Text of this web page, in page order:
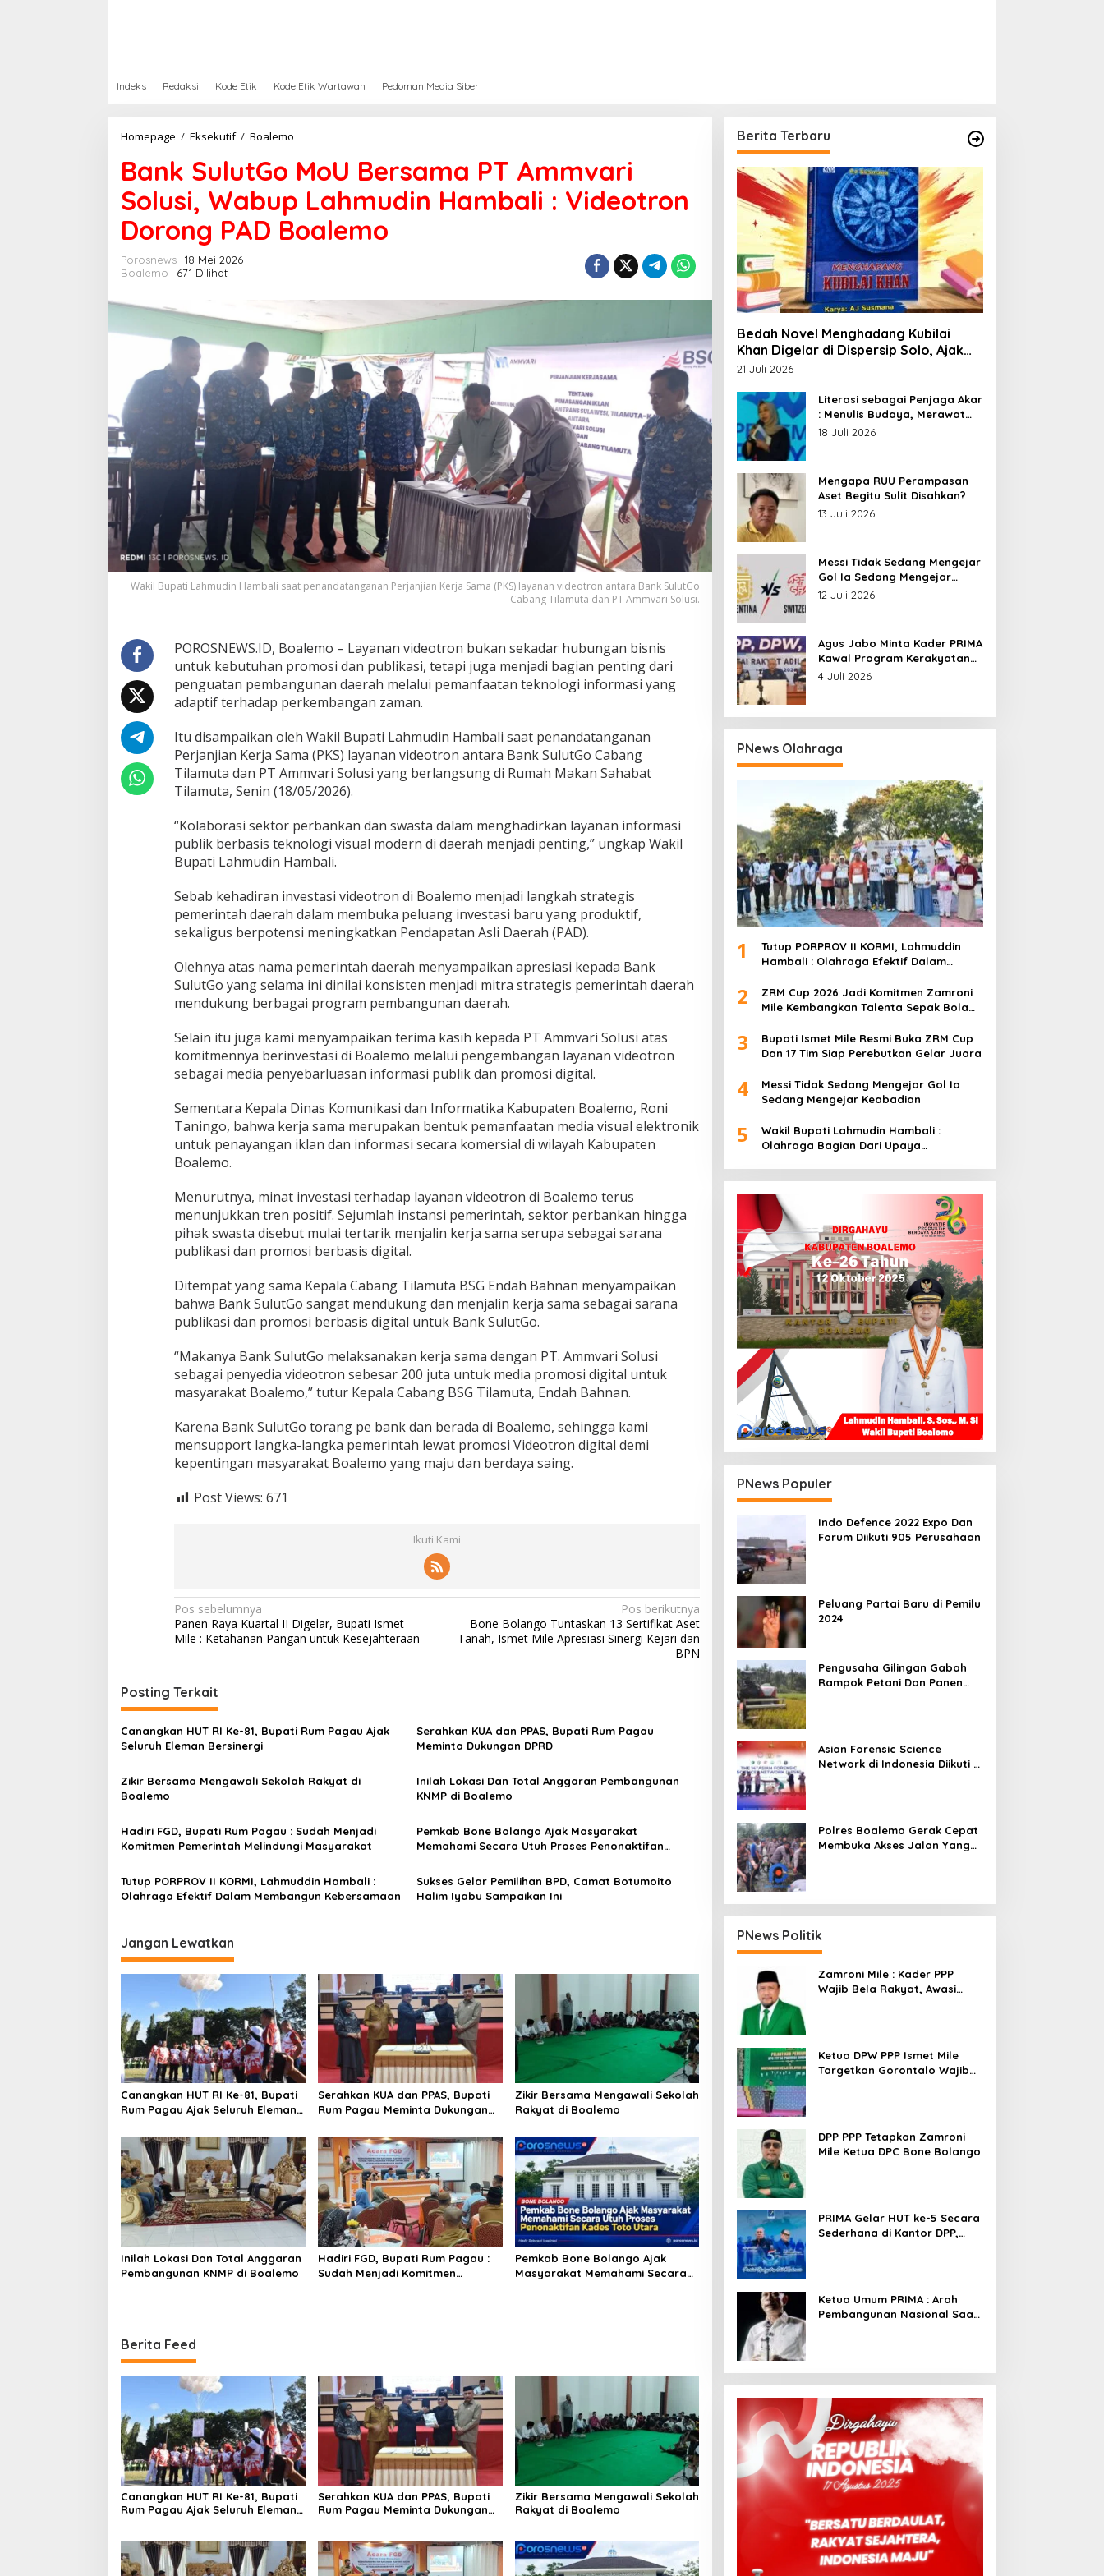
Indeks Redaksi Kode Etik Kode Etik Wartawan Pedoman Media Siber
Homepage / Eksekutif / Boalemo
n
k
S
u
u
o
U
e
r
s
a
a
P
T
A
m
m
v
a
r
i
S
o
i
,
W
a
p
L
a
h
d
i
n
a
m
b
a
:
V
i
e
o
t
r
n
D
o
g
P
A
D
B
a
l
e
Bank SulutGo MoU Bersama PT Ammvari
Solusi, Wabup Lahmudin Hambali : Videotron
Dorong PAD Boalemo
Porosnews
18 Mei 2026
Boalemo
671 Dilihat
Wakil Bupati Lahmudin Hambali saat penandatanganan Perjanjian Kerja Sama (PKS) layanan videotron antara Bank SulutGo
Cabang Tilamuta dan PT Ammvari Solusi.
POROSNEWS.ID, Boalemo – Layanan videotron bukan sekadar hubungan bisnis
untuk kebutuhan promosi dan publikasi, tetapi juga menjadi bagian penting dari
penguatan pembangunan daerah melalui pemanfaatan teknologi informasi yang
adaptif terhadap perkembangan zaman.
Itu disampaikan oleh Wakil Bupati Lahmudin Hambali saat penandatanganan
Perjanjian Kerja Sama (PKS) layanan videotron antara Bank SulutGo Cabang
Tilamuta dan PT Ammvari Solusi yang berlangsung di Rumah Makan Sahabat
Tilamuta, Senin (18/05/2026).
“Kolaborasi sektor perbankan dan swasta dalam menghadirkan layanan informasi
publik berbasis teknologi visual modern di daerah menjadi penting,” ungkap Wakil
Bupati Lahmudin Hambali.
Sebab kehadiran investasi videotron di Boalemo menjadi langkah strategis
pemerintah daerah dalam membuka peluang investasi baru yang produktif,
sekaligus berpotensi meningkatkan Pendapatan Asli Daerah (PAD).
Olehnya atas nama pemerintah daerah menyampaikan apresiasi kepada Bank
SulutGo yang selama ini dinilai konsisten menjadi mitra strategis pemerintah daerah
mendukung berbagai program pembangunan daerah.
Selain itu juga kami menyampaikan terima kasih kepada PT Ammvari Solusi atas
komitmennya berinvestasi di Boalemo melalui pengembangan layanan videotron
sebagai media penyebarluasan informasi publik dan promosi digital.
Sementara Kepala Dinas Komunikasi dan Informatika Kabupaten Boalemo, Roni
Taningo, bahwa kerja sama merupakan bentuk pemanfaatan media visual elektronik
untuk penayangan iklan dan informasi secara komersial di wilayah Kabupaten
Boalemo.
Menurutnya, minat investasi terhadap layanan videotron di Boalemo terus
menunjukkan tren positif. Sejumlah instansi pemerintah, sektor perbankan hingga
pihak swasta disebut mulai tertarik menjalin kerja sama serupa sebagai sarana
publikasi dan promosi berbasis digital.
Ditempat yang sama Kepala Cabang Tilamuta BSG Endah Bahnan menyampaikan
bahwa Bank SulutGo sangat mendukung dan menjalin kerja sama sebagai sarana
publikasi dan promosi berbasis digital untuk Bank SulutGo.
“Makanya Bank SulutGo melaksanakan kerja sama dengan PT. Ammvari Solusi
sebagai penyedia videotron sebesar 200 juta untuk media promosi digital untuk
masyarakat Boalemo,” tutur Kepala Cabang BSG Tilamuta, Endah Bahnan.
Karena Bank SulutGo torang pe bank dan berada di Boalemo, sehingga kami
mensupport langka-langka pemerintah lewat promosi Videotron digital demi
kepentingan masyarakat Boalemo yang maju dan berdaya saing.
Post Views: 671
Ikuti Kami
N
a
i
g
a
s
i
s
Pos sebelumnya
Panen Raya Kuartal II Digelar, Bupati Ismet
Mile : Ketahanan Pangan untuk Kesejahteraan
Pos berikutnya
Bone Bolango Tuntaskan 13 Sertifikat Aset
Tanah, Ismet Mile Apresiasi Sinergi Kejari dan
BPN
Posting Terkait
Canangkan HUT RI Ke-81, Bupati Rum Pagau Ajak
Seluruh Eleman Bersinergi
Serahkan KUA dan PPAS, Bupati Rum Pagau
Meminta Dukungan DPRD
Zikir Bersama Mengawali Sekolah Rakyat di
Boalemo
Inilah Lokasi Dan Total Anggaran Pembangunan
KNMP di Boalemo
Hadiri FGD, Bupati Rum Pagau : Sudah Menjadi
Komitmen Pemerintah Melindungi Masyarakat
Pemkab Bone Bolango Ajak Masyarakat
Memahami Secara Utuh Proses Penonaktifan
Tutup PORPROV II KORMI, Lahmuddin Hambali :
Olahraga Efektif Dalam Membangun Kebersamaan
Sukses Gelar Pemilihan BPD, Camat Botumoito
Halim Iyabu Sampaikan Ini
Jangan Lewatkan
Canangkan HUT RI Ke-81, Bupati
Rum Pagau Ajak Seluruh Eleman
Serahkan KUA dan PPAS, Bupati
Rum Pagau Meminta Dukungan
Zikir Bersama Mengawali Sekolah
Rakyat di Boalemo
Inilah Lokasi Dan Total Anggaran
Pembangunan KNMP di Boalemo
Hadiri FGD, Bupati Rum Pagau :
Sudah Menjadi Komitmen
Pemkab Bone Bolango Ajak
Masyarakat Memahami Secara
Berita Feed
Canangkan HUT RI Ke-81, Bupati
Rum Pagau Ajak Seluruh Eleman
Serahkan KUA dan PPAS, Bupati
Rum Pagau Meminta Dukungan
Zikir Bersama Mengawali Sekolah
Rakyat di Boalemo
Berita Terbaru
Bedah Novel Menghadang Kubilai
Khan Digelar di Dispersip Solo, Ajak
Publik Menyelami Heroisme Leluhur
21 Juli 2026
Literasi sebagai Penjaga Akar
: Menulis Budaya, Merawat
Identitas
18 Juli 2026
Mengapa RUU Perampasan
Aset Begitu Sulit Disahkan?
13 Juli 2026
Messi Tidak Sedang Mengejar
Gol Ia Sedang Mengejar
Keabadian
12 Juli 2026
Agus Jabo Minta Kader PRIMA
Kawal Program Kerakyatan
Pemerintahan Prabowo
4 Juli 2026
PNews Olahraga
1
Tutup PORPROV II KORMI, Lahmuddin
Hambali : Olahraga Efektif Dalam
2
ZRM Cup 2026 Jadi Komitmen Zamroni
Mile Kembangkan Talenta Sepak Bola
3
Bupati Ismet Mile Resmi Buka ZRM Cup
Dan 17 Tim Siap Perebutkan Gelar Juara
4
Messi Tidak Sedang Mengejar Gol Ia
Sedang Mengejar Keabadian
5
Wakil Bupati Lahmudin Hambali :
Olahraga Bagian Dari Upaya
PNews Populer
Indo Defence 2022 Expo Dan
Forum Diikuti 905 Perusahaan
Peluang Partai Baru di Pemilu
2024
Pengusaha Gilingan Gabah
Rampok Petani Dan Panen
Asian Forensic Science
Network di Indonesia Diikuti 17
Polres Boalemo Gerak Cepat
Membuka Akses Jalan Yang
PNews Politik
Zamroni Mile : Kader PPP
Wajib Bela Rakyat, Awasi
Ketua DPW PPP Ismet Mile
Targetkan Gorontalo Wajib
DPP PPP Tetapkan Zamroni
Mile Ketua DPC Bone Bolango
PRIMA Gelar HUT ke-5 Secara
Sederhana di Kantor DPP,
Ketua Umum PRIMA : Arah
Pembangunan Nasional Saat